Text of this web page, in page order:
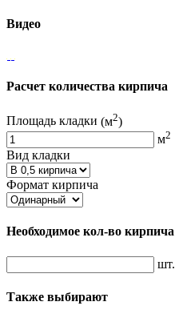
Видео
Расчет количества кирпича
Площадь кладки (м2)
м2
Вид кладки
Формат кирпича
Необходимое кол-во кирпича
шт.
Также выбирают